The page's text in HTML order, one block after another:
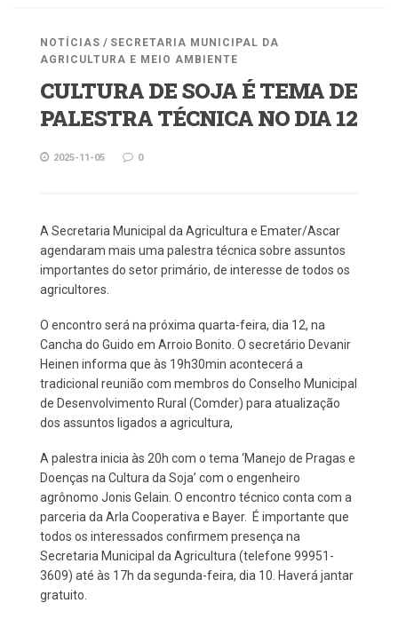
NOTÍCIAS / SECRETARIA MUNICIPAL DA
AGRICULTURA E MEIO AMBIENTE
CULTURA DE SOJA É TEMA DE
PALESTRA TÉCNICA NO DIA 12
2025-11-05 0
A Secretaria Municipal da Agricultura e Emater/Ascar
agendaram mais uma palestra técnica sobre assuntos
importantes do setor primário, de interesse de todos os
agricultores.
O encontro será na próxima quarta-feira, dia 12, na
Cancha do Guido em Arroio Bonito. O secretário Devanir
Heinen informa que às 19h30min acontecerá a
tradicional reunião com membros do Conselho Municipal
de Desenvolvimento Rural (Comder) para atualização
dos assuntos ligados a agricultura,
A palestra inicia às 20h com o tema ‘Manejo de Pragas e
Doenças na Cultura da Soja’ com o engenheiro
agrônomo Jonis Gelain. O encontro técnico conta com a
parceria da Arla Cooperativa e Bayer. É importante que
todos os interessados confirmem presença na
Secretaria Municipal da Agricultura (telefone 99951-
3609) até às 17h da segunda-feira, dia 10. Haverá jantar
gratuito.